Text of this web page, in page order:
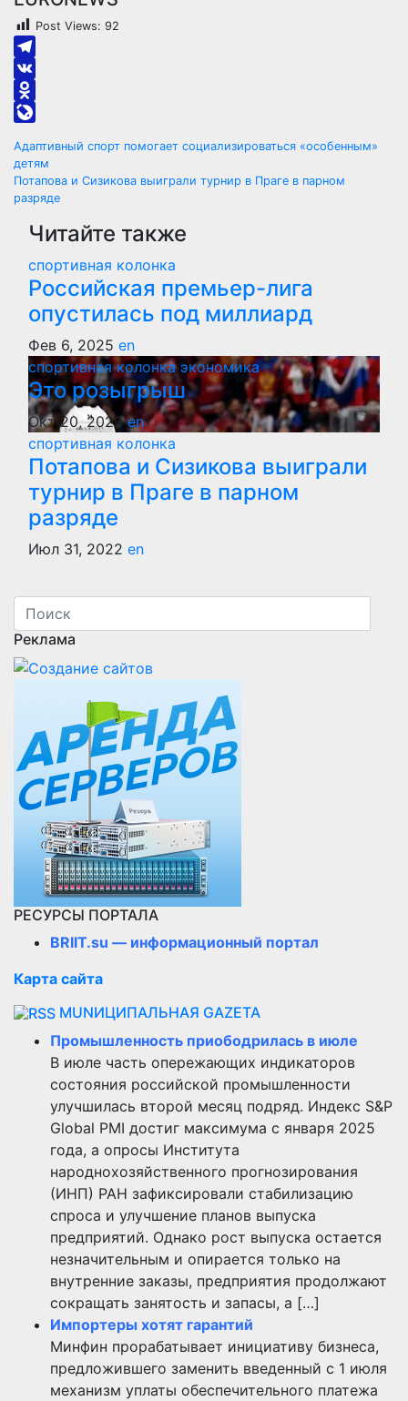
Post Views: 92
Telegram
VK
Odnoklassniki
Навигация
по
записям
Адаптивный спорт помогает социализироваться «особенным»
детям
Потапова и Сизикова выиграли турнир в Праге в парном
разряде
Читайте также
спортивная колонка
Российская премьер-лига
опустилась под миллиард
Фев 6, 2025 en
спортивная колонкаэкономика
Это розыгрыш
Окт 20, 2023 en
спортивная колонка
Потапова и Сизикова выиграли
турнир в Праге в парном
разряде
Июл 31, 2022 en
Реклама
РЕСУРСЫ ПОРТАЛА
BRIIT.su — информационный портал
Карта сайта
MUNИЦИПАЛЬНАЯ GAZЕТА
Промышленность приободрилась в июле
В июле часть опережающих индикаторов
состояния российской промышленности
улучшилась второй месяц подряд. Индекс S&P
Global PMI достиг максимума с января 2025
года, а опросы Института
народнохозяйственного прогнозирования
(ИНП) РАН зафиксировали стабилизацию
спроса и улучшение планов выпуска
предприятий. Однако рост выпуска остается
незначительным и опирается только на
внутренние заказы, предприятия продолжают
сокращать занятость и запасы, а […]
Импортеры хотят гарантий
Минфин прорабатывает инициативу бизнеса,
предложившего заменить введенный с 1 июля
механизм уплаты обеспечительного платежа